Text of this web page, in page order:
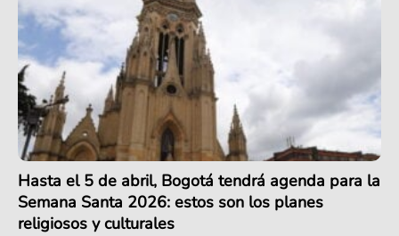
Hasta el 5 de abril, Bogotá tendrá agenda para la
Semana Santa 2026: estos son los planes
religiosos y culturales